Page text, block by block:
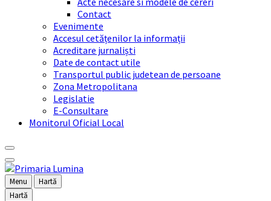
Contact
Evenimente
Accesul cetățenilor la informații
Acreditare jurnaliști
Date de contact utile
Transportul public judetean de persoane
Zona Metropolitana
Legislatie
E-Consultare
Monitorul Oficial Local
Menu
Hartă
Hartă